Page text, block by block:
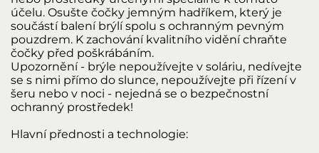
účelu. Osušte čočky jemným hadříkem, který je
součástí balení brýlí spolu s ochranným pevným
pouzdrem. K zachování kvalitního vidění chraňte
čočky před poškrábáním.
Upozornění - brýle nepoužívejte v soláriu, nedívejte
se s nimi přímo do slunce, nepoužívejte při řízení v
šeru nebo v noci - nejedná se o bezpečnostní
ochranný prostředek!
Hlavní přednosti a technologie: